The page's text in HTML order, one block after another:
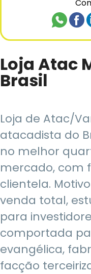
Loja Atac
Brasil
Loja de Atac/
atacadista do
no melhor
mercado, com
clientela.
venda total,
para
comportada
evangélica,
facção